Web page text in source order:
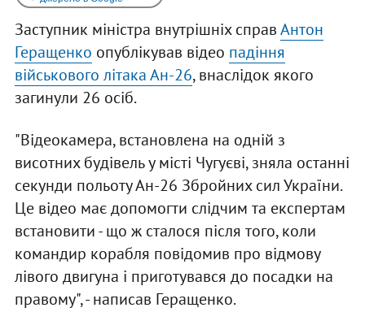
Заступник міністра внутрішніх справАнтон
Геращенко опублікував відео падіння
військового літака Ан-26, внаслідок якого
загинули 26 осіб.
"Відеокамера, встановлена на одній з
висотних будівель у місті Чугуєві, зняла останні
секунди польоту Ан-26 Збройних сил України.
Це відео має допомогти слідчим та експертам
встановити - що ж сталося після того, коли
командир корабля повідомив про відмову
лівого двигуна і приготувався до посадки на
правому", - написав Геращенко.